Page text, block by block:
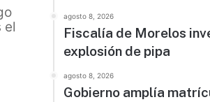
el
agosto 8, 2026
Fiscalía de Morelos
explosión de pipa
agosto 8, 2026
Gobierno amplía